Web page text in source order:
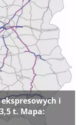
i
t. Mapa: